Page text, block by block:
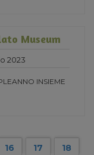
Museum
2023
INSIEME
16 17
18